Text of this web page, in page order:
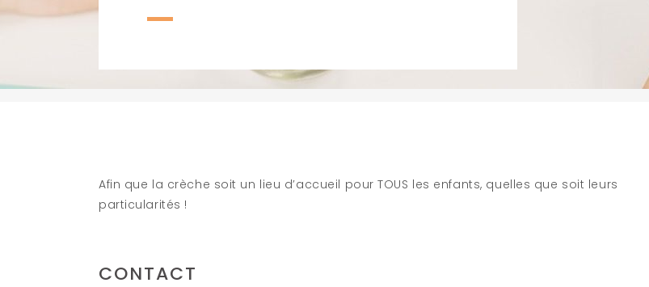
Afin que la crèche soit un lieu d’accueil pour TOUS les enfants, quelles que soit leurs
particularités !
CONTACT